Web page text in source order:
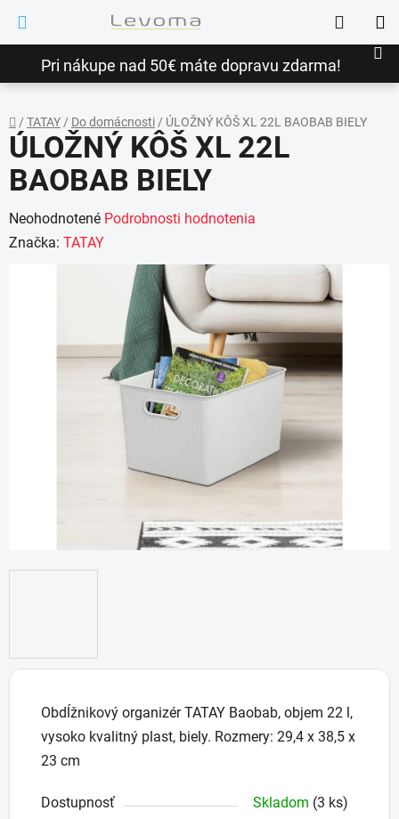
obsah
Pri nákupe nad 50€ máte dopravu zdarma!
Hľadať
Domov
/ TATAY/ Do domácnosti/ ÚLOŽNÝ KÔŠ XL 22L BAOBAB BIELY
Obdĺžnikový organizér TATAY Baobab, objem 22 l,
vysoko kvalitný plast, biely. Rozmery: 29,4 x 38,5 x
23 cm
Dostupnosť Skladom (3 ks)
ÚLOŽNÝ KÔŠ XL 22L
BAOBAB BIELY
Priemerné
hodnotenie
Neohodnotené Podrobnosti hodnotenia
Značka: TATAY